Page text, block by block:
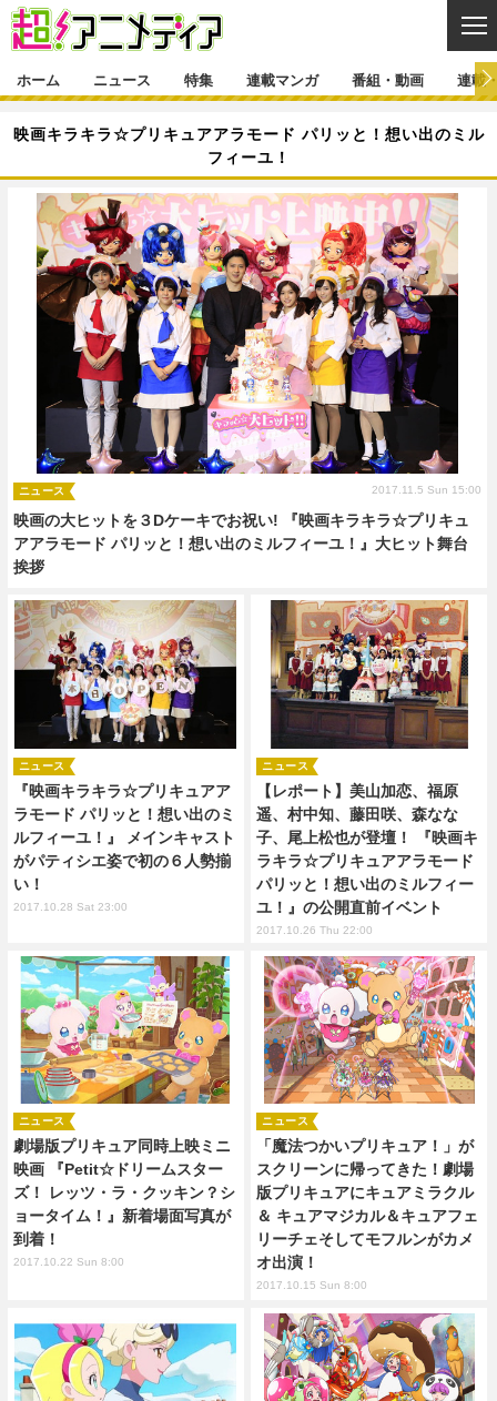
ニュース
ゲーム・アプリ マンガ
映画 音楽
グッズ イベント
声優 コスプレ
舞台 新帝スタ
特集
特集一覧 カバー
インタビュー レポート
ラキりす
連載マンガ
連載マンガ一覧 連載一覧
番組・動画
番組・動画一覧 ラジオ
動画
連載・ブログ
連載・ブログ一覧 コラム
編集部ブログ・お知らせ
ホーム ニュース 特集 連載マンガ 番組・動画 連載
映画キラキラ☆プリキュアアラモード パリッと！想い出のミル
フィーユ！
映画の大ヒットを３Dケーキでお祝い! 『映画キラキラ☆プリキュ
アアラモード パリッと！想い出のミルフィーユ！』大ヒット舞台
挨拶
ニュース 2017.11.5 Sun 15:00
『映画キラキラ☆プリキュアア
ラモード パリッと！想い出のミ
ルフィーユ！』 メインキャスト
がパティシエ姿で初の６人勢揃
い！
ニュース
2017.10.28 Sat 23:00
【レポート】美山加恋、福原
遥、村中知、藤田咲、森なな
子、尾上松也が登壇！ 『映画キ
ラキラ☆プリキュアアラモード
パリッと！想い出のミルフィー
ユ！』の公開直前イベント
ニュース
2017.10.26 Thu 22:00
劇場版プリキュア同時上映ミニ
映画 『Petit☆ドリームスター
ズ！ レッツ・ラ・クッキン？シ
ョータイム！』新着場面写真が
到着！
ニュース
2017.10.22 Sun 8:00
「魔法つかいプリキュア！」が
スクリーンに帰ってきた！劇場
版プリキュアにキュアミラクル
＆ キュアマジカル＆キュアフェ
リーチェそしてモフルンがカメ
オ出演！
ニュース
2017.10.15 Sun 8:00